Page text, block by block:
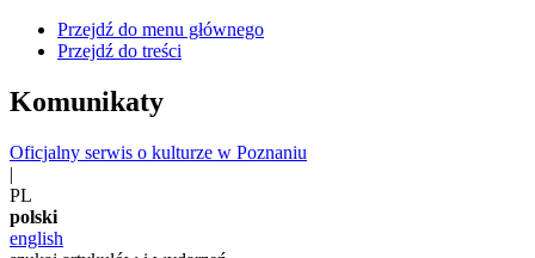
Przejdź do menu głównego
Przejdź do treści
Komunikaty
Oficjalny serwis o kulturze w Poznaniu
|
PL
polski
english